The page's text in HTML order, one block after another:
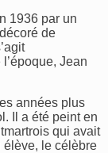
1936 par un
de
Jean
années plus
Il a été peint en
qui avait
élève, le célèbre